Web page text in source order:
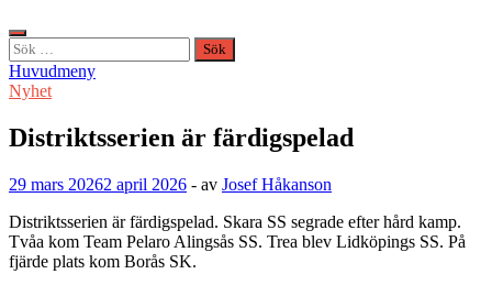
Sök
efter:
Huvudmeny
Nyhet
Distriktsserien är färdigspelad
29 mars 20262 april 2026 - av Josef Håkanson
Distriktsserien är färdigspelad. Skara SS segrade efter hård kamp.
Tvåa kom Team Pelaro Alingsås SS. Trea blev Lidköpings SS. På
fjärde plats kom Borås SK.